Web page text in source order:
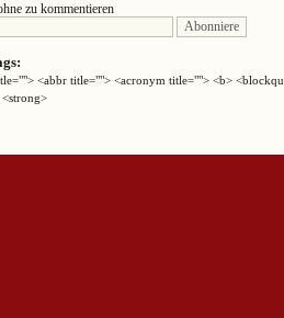
zu kommentieren
<abbr title=""> <acronym title=""> <b>